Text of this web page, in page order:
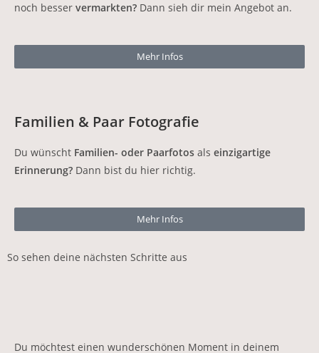
noch besser vermarkten? Dann sieh dir mein Angebot an.
Mehr Infos
Familien & Paar Fotografie
Du wünscht Familien- oder Paarfotos als einzigartige
Erinnerung? Dann bist du hier richtig.
Mehr Infos
So sehen deine nächsten Schritte aus
Du möchtest einen wunderschönen Moment in deinem